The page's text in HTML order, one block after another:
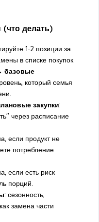
делать)
1-2 позиции за
в списке покупок.
базовые
который семья
закупки:
через расписание
если продукт не
потребление
если есть риск
порций.
: сезонность,
замена части